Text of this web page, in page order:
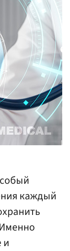
каждый
и